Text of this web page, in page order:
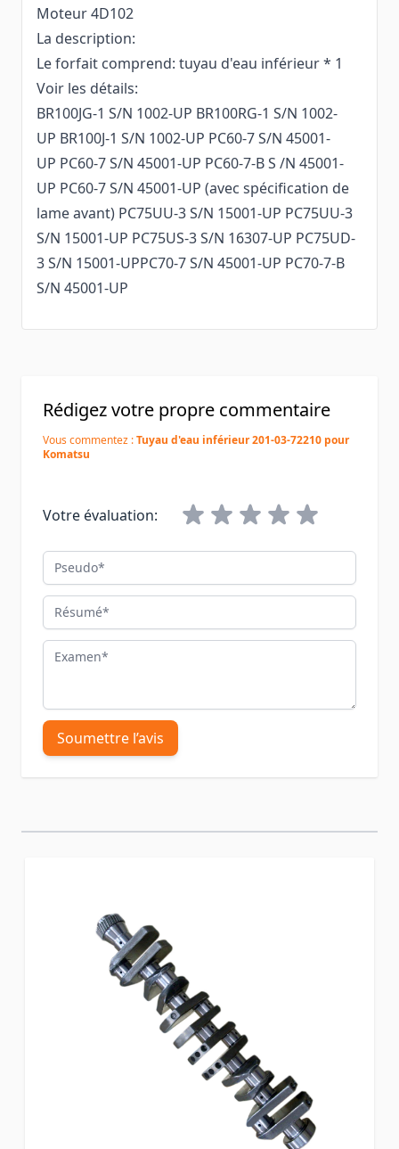
Moteur 4D102
La description:
Le forfait comprend: tuyau d'eau inférieur * 1
Voir les détails:
BR100JG-1 S/N 1002-UP BR100RG-1 S/N 1002-
UP BR100J-1 S/N 1002-UP PC60-7 S/N 45001-
UP PC60-7 S/N 45001-UP PC60-7-B S /N 45001-
UP PC60-7 S/N 45001-UP (avec spécification de
lame avant) PC75UU-3 S/N 15001-UP PC75UU-3
S/N 15001-UP PC75US-3 S/N 16307-UP PC75UD-
3 S/N 15001-UPPC70-7 S/N 45001-UP PC70-7-B
S/N 45001-UP
Rédigez votre propre commentaire
Vous commentez :Tuyau d'eau inférieur 201-03-72210 pour
Komatsu
Votre évaluation:
Pseudo
Résumé
Examen
Soumettre l’avis